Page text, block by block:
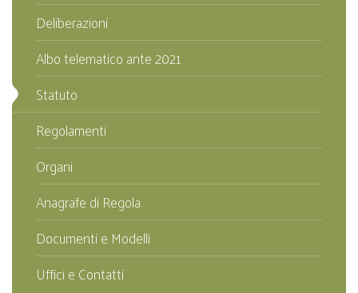
Deliberazioni
Albo telematico ante 2021
Statuto
Regolamenti
Organi
Anagrafe di Regola
Documenti e Modelli
Uffici e Contatti